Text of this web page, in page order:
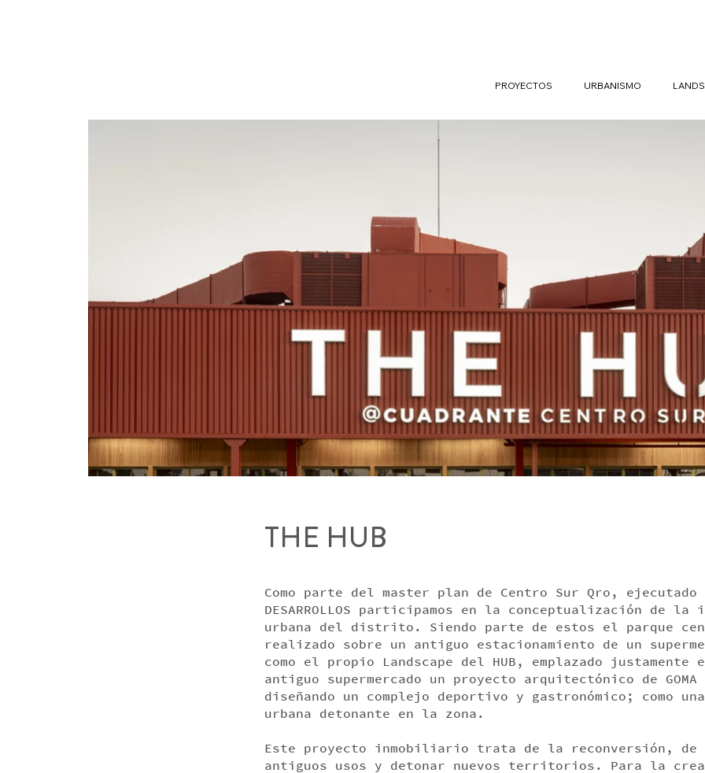
PROYECTOS URBANISMO
THE HUB
Como parte del master plan de Centro Sur Qro, ejecutado
DESARROLLOS participamos en la conceptualización de la
urbana del distrito. Siendo parte de estos el parque
realizado sobre un antiguo estacionamiento de un
como el propio Landscape del HUB, emplazado justamente
antiguo supermercado un proyecto arquitectónico de GOMA
diseñando un complejo deportivo y gastronómico; como
urbana detonante en la zona.
Este proyecto inmobiliario trata de la reconversión, de
antiguos usos y detonar nuevos territorios. Para la